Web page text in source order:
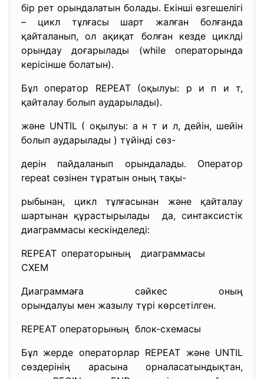
бір рет орындалатын болады. Екінші өзгешелігі
– цикл тұлғасы шарт жалған болғанда
қайталанып, ол ақиқат болған кезде циклді
орындау доғарылады (while операторында
керісінше болатын).
Бұл оператор REPEAT (оқылуы: р и п и т,
қайталау болып аударылады).
және UNTIL ( оқылуы: а н т и л, дейін, шейін
болып аударылады ) түйінді сөз-
дерін пайдаланып орындалады. Оператор
repeat сөзінен тұратын оның тақы-
рыбынан, цикл тұлғасынан және қайталау
шартынан құрастырылады да, синтаксистік
диаграммасы кескінделеді:
REPEAT операторының диаграммасы
СХЕМ
Диаграммаға сәйкес оның
орындалуы мен жазылу түрі көрсетілген.
REPEAT операторының блок-схемасы
Бұл жерде операторлар REPEAT және UNTIL
сөздерінің арасына орналасатындықтан,